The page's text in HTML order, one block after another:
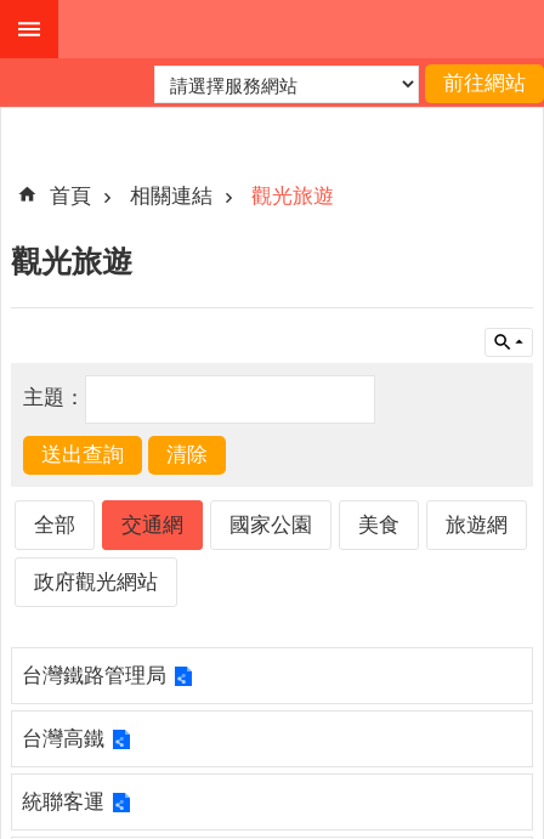
跳到主要內容區塊
階
公
布
關
於
我
們
查
詢
系
統
便
民
服
務
資
訊
首頁 相關連結 觀光旅遊
觀光旅遊
主題：
全部 交通網 國家公園 美食 旅遊網
政府觀光網站
台灣鐵路管理局
台灣高鐵
統聯客運